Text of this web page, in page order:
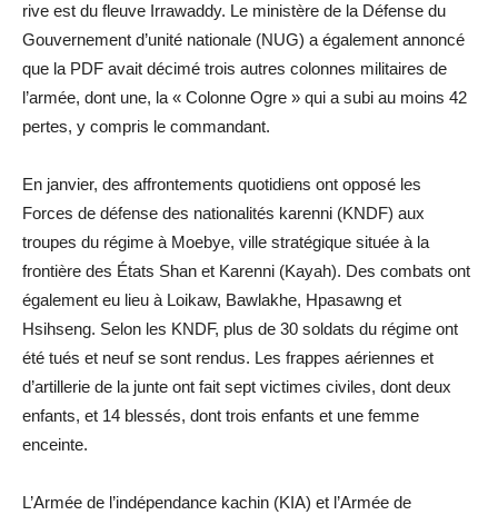
rive est du fleuve Irrawaddy. Le ministère de la Défense du
Gouvernement d’unité nationale (NUG) a également annoncé
que la PDF avait décimé trois autres colonnes militaires de
l’armée, dont une, la « Colonne Ogre » qui a subi au moins 42
pertes, y compris le commandant.
En janvier, des affrontements quotidiens ont opposé les
Forces de défense des nationalités karenni (KNDF) aux
troupes du régime à Moebye, ville stratégique située à la
frontière des États Shan et Karenni (Kayah). Des combats ont
également eu lieu à Loikaw, Bawlakhe, Hpasawng et
Hsihseng. Selon les KNDF, plus de 30 soldats du régime ont
été tués et neuf se sont rendus. Les frappes aériennes et
d’artillerie de la junte ont fait sept victimes civiles, dont deux
enfants, et 14 blessés, dont trois enfants et une femme
enceinte.
L’Armée de l’indépendance kachin (KIA) et l’Armée de